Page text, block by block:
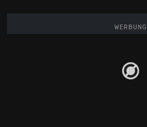
WERBUNG